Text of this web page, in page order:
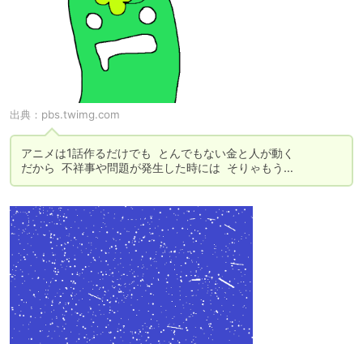
出典： pbs.twimg.com
アニメは1話作るだけでも  とんでもない金と人が動く
だから  不祥事や問題が発生した時には  そりゃもう…